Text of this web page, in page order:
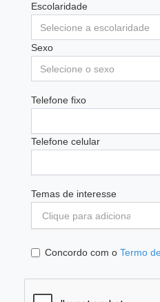
Escolaridade
Selecione a escolaridade
Sexo
Selecione o sexo
Telefone fixo
Telefone celular
Temas de interesse
Concordo com o Termo